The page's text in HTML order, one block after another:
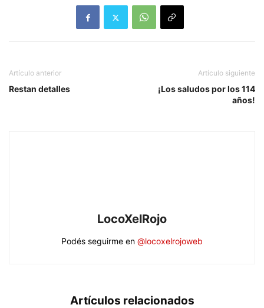
Artículo anterior
Restan detalles
Artículo siguiente
¡Los saludos por los 114
años!
LocoXelRojo
Podés seguirme en @locoxelrojoweb
Artículos relacionados